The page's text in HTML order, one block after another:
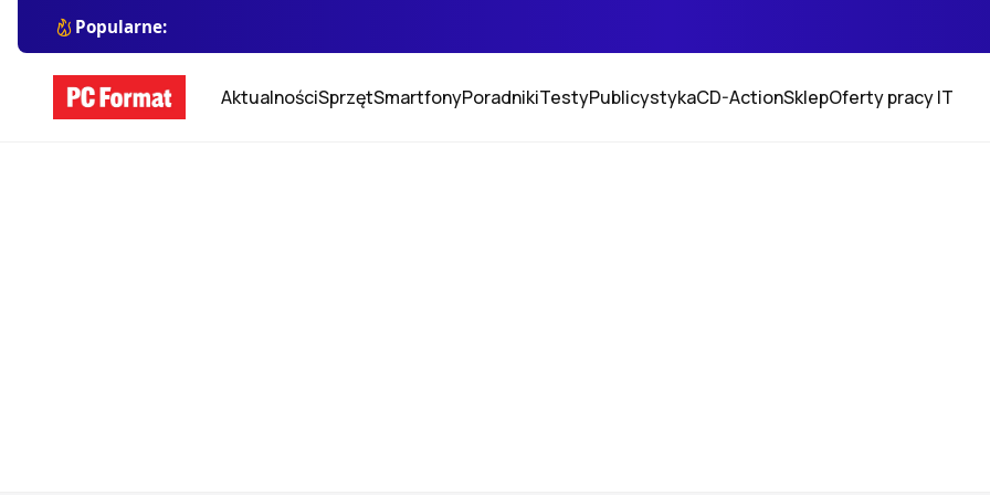
Popularne:
AktualnościSprzętSmartfonyPoradnikiTestyPublicystykaCD-ActionSklepOferty pracy IT